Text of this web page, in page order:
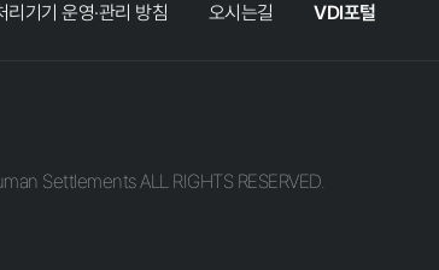
리기기 운영·관리 방침 오시는길 VDI포털
Settlements ALL RIGHTS RESERVED.